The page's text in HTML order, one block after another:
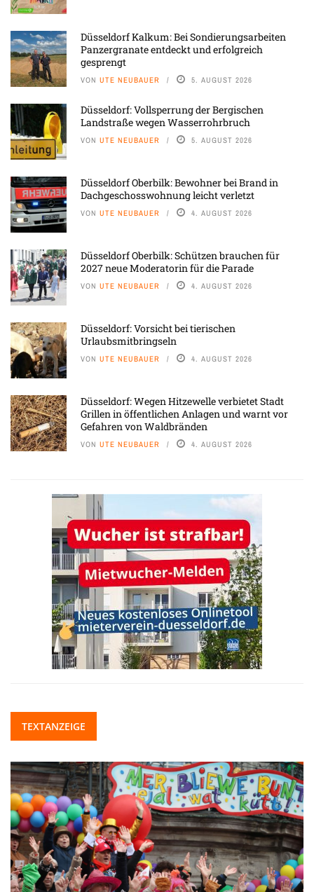
Düsseldorf Kalkum: Bei Sondierungsarbeiten
Panzergranate entdeckt und erfolgreich
gesprengt
VON UTE NEUBAUER 5. AUGUST 2026
Düsseldorf: Vollsperrung der Bergischen
Landstraße wegen Wasserrohrbruch
VON UTE NEUBAUER 5. AUGUST 2026
Düsseldorf Oberbilk: Bewohner bei Brand in
Dachgeschosswohnung leicht verletzt
VON UTE NEUBAUER 4. AUGUST 2026
Düsseldorf Oberbilk: Schützen brauchen für
2027 neue Moderatorin für die Parade
VON UTE NEUBAUER 4. AUGUST 2026
Düsseldorf: Vorsicht bei tierischen
Urlaubsmitbringseln
VON UTE NEUBAUER 4. AUGUST 2026
Düsseldorf: Wegen Hitzewelle verbietet Stadt
Grillen in öffentlichen Anlagen und warnt vor
Gefahren von Waldbränden
VON UTE NEUBAUER 4. AUGUST 2026
TEXTANZEIGE